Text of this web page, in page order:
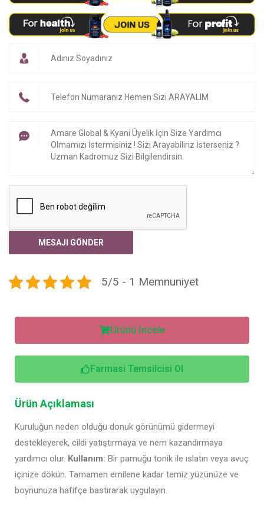
5/5 - 1 Memnuniyet
Ürünü İncele
Farmasi Temsilcisi Ol
Ürün Açıklaması
Kuruluğun neden olduğu donuk görünümü gidermeyi
destekleyerek, cildi yatıştırmaya ve nem kazandırmaya
yardımcı olur. Kullanım: Bir pamuğu tonik ile ıslatın veya avuç
içinize dökün. Tamamen emilene kadar temiz yüzünüze ve
boynunuza hafifçe bastırarak uygulayın.